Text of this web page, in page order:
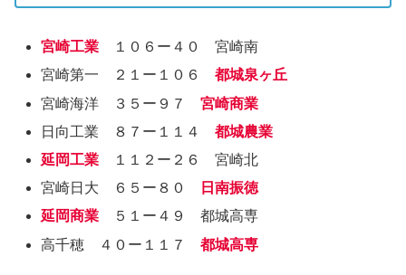
宮崎工業
１０６ー４０ 宮崎南
宮崎第一 ２１ー１０６都城泉ヶ丘
宮崎海洋 ３５ー９７宮崎商業
日向工業 ８７ー１１４都城農業
延岡工業
１１２ー２６ 宮崎北
宮崎日大 ６５ー８０
日南振徳
延岡商業
５１ー４９ 都城高専
高千穂 ４０ー１１７都城高専